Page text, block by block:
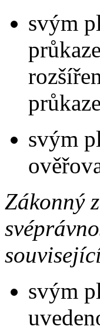
svým
svým
Zákonný
svým